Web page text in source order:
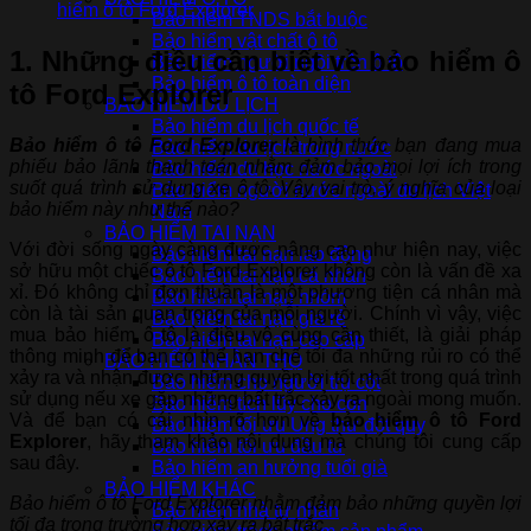
Bảo hiểm TNDS bắt buộc
Bảo hiểm vật chất ô tô
Bảo hiểm người ngồi trên ô tô
Bảo hiểm ô tô toàn diện
BẢO HIỂM DU LỊCH
Bảo hiểm du lịch quốc tế
Bảo hiểm du lịch trong nước
Bảo hiểm du học nước ngoài
Bảo hiểm người nước ngoài du lịch Việt
Nam
BẢO HIỂM TAI NẠN
Bảo hiểm tai nạn lao động
Bảo hiểm tai nạn cá nhân
Bảo hiểm tai nạn nhóm
Bảo hiểm tai nạn giá rẻ
Bảo hiểm tai nạn cao cấp
BẢO HIỂM NHÂN THỌ
Bảo hiểm cho người trụ cột
Bảo hiểm tích lũy cho con
Bảo hiểm tối ưu Ung thư đột quỵ
Bảo hiểm tối ưu đầu tư
Bảo hiểm an hưởng tuổi già
BẢO HIỂM KHÁC
Bảo hiểm nhà tư nhân
hiểm ô tô Ford Explorer
1. Những điều cần biết về bảo hiểm ô
tô Ford Explorer
Bảo hiểm ô tô Ford Explorerlà hình thức bạn đang mua
phiếu bảo lãnh thanh toán nhằm đảm bảo mọi lợi ích trong
suốt quá trình sử dụng xe ô tô. Vậy vai trò, ý nghĩa của loại
bảo hiểm này như thế nào?
Với đời sống ngày càng được nâng cao như hiện nay, việc
sở hữu một chiếc ô tô Ford Explorer không còn là vấn đề xa
xỉ. Đó không chỉ đơn thuần là một phương tiện cá nhân mà
còn là tài sản quan trọng của mỗi người. Chính vì vậy, việc
mua bảo hiểm ô tô là điều vô cùng cần thiết, là giải pháp
thông minh để bạn có thể hạn chế tối đa những rủi ro có thể
xảy ra và nhận được những quyền lợi tốt nhất trong quá trình
sử dụng nếu xe gặp những bất trắc xảy ra ngoài mong muốn.
Và để bạn có cái nhìn rõ hơn về bảo hiểm ô tô Ford
Explorer, hãy tham khảo nội dung mà chúng tôi cung cấp
sau đây.
Bảo hiểm ô tô Ford Explorer nhằm đảm bảo những quyền lợi
tối đa trong trường hợp xảy ra bất trắc